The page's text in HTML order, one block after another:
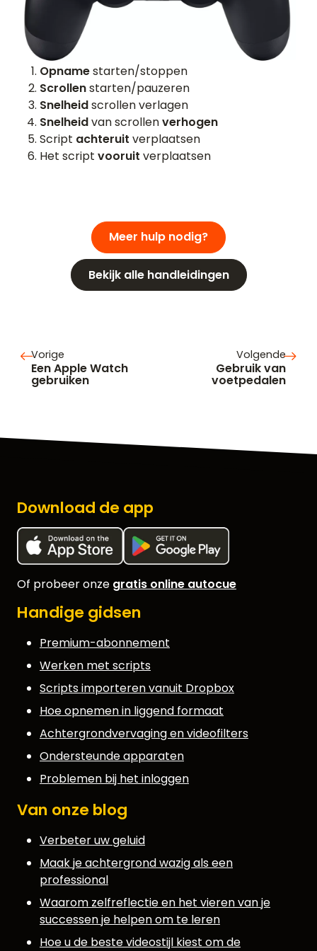
Opnamestarten/stoppen
Scrollenstarten/pauzeren
Snelheidscrollen verlagen
Snelheidvan scrollenverhogen
Script achteruit verplaatsen
Het script vooruit verplaatsen
Meer hulp nodig?
Bekijk alle handleidingen
Vorige
Een Apple Watch
gebruiken
Volgende
Gebruik van
voetpedalen
Download de app
Of probeer onze gratis online autocue
Handige gidsen
Premium-abonnement
Werken met scripts
Scripts importeren vanuit Dropbox
Hoe opnemen in liggend formaat
Achtergrondvervaging en videofilters
Ondersteunde apparaten
Problemen bij het inloggen
Van onze blog
Verbeter uw geluid
Maak je achtergrond wazig als een
professional
Waarom zelfreflectie en het vieren van je
successen je helpen om te leren
Hoe u de beste videostijl kiest om de